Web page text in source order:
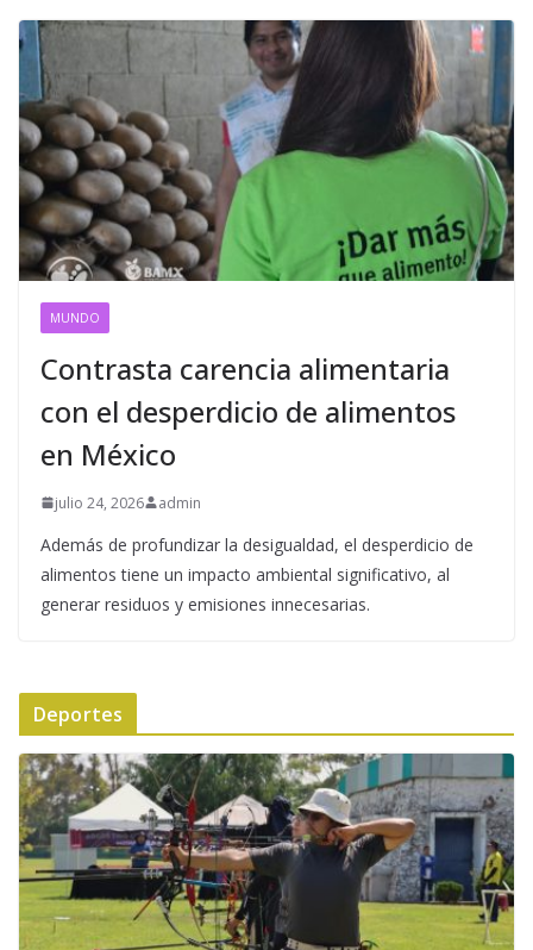
MUNDO
Contrasta carencia alimentaria
con el desperdicio de alimentos
en México
julio 24, 2026 admin
Además de profundizar la desigualdad, el desperdicio de
alimentos tiene un impacto ambiental significativo, al
generar residuos y emisiones innecesarias.
Deportes